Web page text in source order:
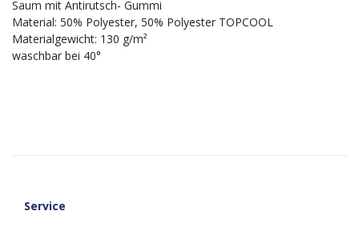
Saum mit Antirutsch- Gummi
Material: 50% Polyester, 50% Polyester TOPCOOL
Materialgewicht: 130 g/m²
waschbar bei 40°
Service